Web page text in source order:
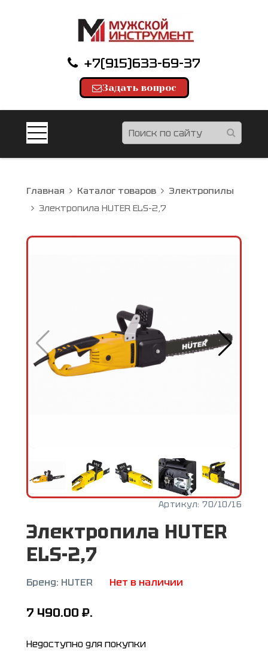
+7(915)633-69-37
Задать вопрос
Главная Каталог товаров
Электропилы
Электропила HUTER ELS-2,7
Артикул: 70/10/16
Электропила HUTER
ELS-2,7
Бренд: HUTER Нет в наличии
7 490.00 ₽.
Недоступно для покупки